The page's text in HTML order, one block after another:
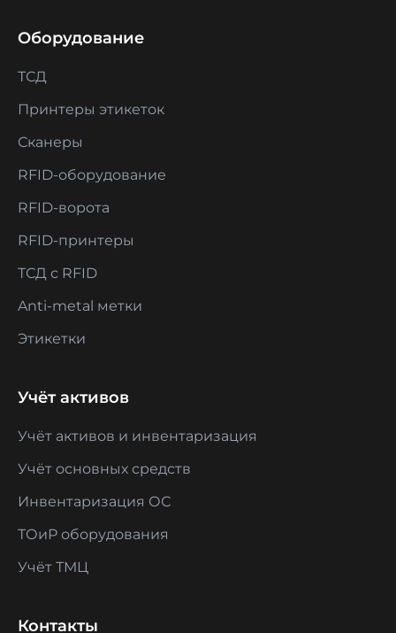
Оборудование
ТСД
Принтеры этикеток
Сканеры
RFID-оборудование
RFID-ворота
RFID-принтеры
ТСД с RFID
Anti-metal метки
Этикетки
Учёт активов
Учёт активов и инвентаризация
Учёт основных средств
Инвентаризация ОС
ТОиР оборудования
Учёт ТМЦ
Контакты